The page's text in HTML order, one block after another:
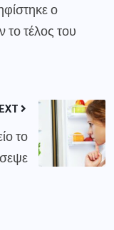
ο
τέλος του
το